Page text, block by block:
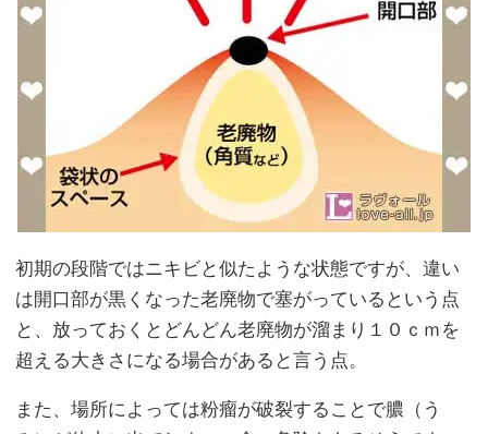
初期の段階ではニキビと似たような状態ですが、違い
は開口部が黒くなった老廃物で塞がっているという点
と、放っておくとどんどん老廃物が溜まり１０ｃｍを
超える大きさになる場合があると言う点。
また、場所によっては粉瘤が破裂することで膿（う